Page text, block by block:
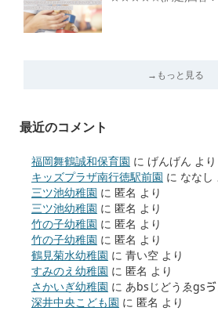
→もっと見る
最近のコメント
福岡舞鶴誠和保育園 に げんげん より
キッズプラザ南行徳駅前園 に ななし
三ツ池幼稚園 に 匿名 より
三ツ池幼稚園 に 匿名 より
竹の子幼稚園 に 匿名 より
竹の子幼稚園 に 匿名 より
鶴見菊水幼稚園 に 青い空 より
すみのえ幼稚園 に 匿名 より
さかいぎ幼稚園 に あbsじどうゑgsゔ
深井中央こども園 に 匿名 より